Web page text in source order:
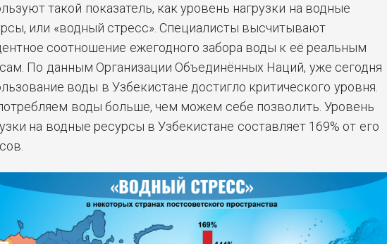
такой показатель, как уровень нагрузки на водные
или «водный стресс». Специалисты высчитывают
соотношение ежегодного забора воды к её реальным
По данным Организации Объединённых Наций, уже сегодня
воды в Узбекистане достигло критического уровня.
воды больше, чем можем себе позволить. Уровень
на водные ресурсы в Узбекистане составляет 169% от его